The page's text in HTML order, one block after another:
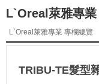
L`Oreal萊雅專業
L`Oreal萊雅專業 專欄總覽
TRIBU-TE髮型